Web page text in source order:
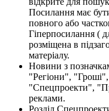
Посилання має
повного або
Гіперпосилання (
розміщена в
матеріалу.
Новини з
"Регіони",
"Спецпроекти",
реклами.
Розділ